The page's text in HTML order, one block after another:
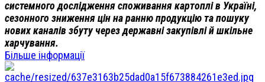
системного дослідження споживання картоплі в Україні,
сезонного зниження цін на ранню продукцію та пошуку
нових каналів збуту через державні закупівлі й шкільне
харчування.
Більше інформації